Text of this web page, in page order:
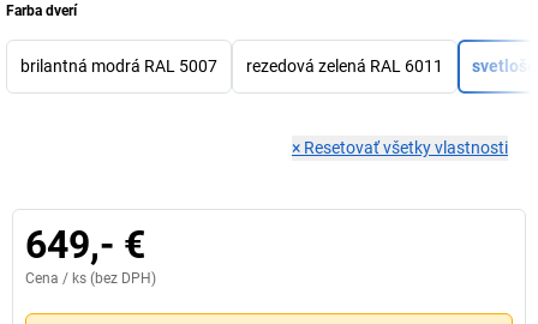
Farba dverí
brilantná modrá RAL 5007 rezedová zelená RAL 6011
× Resetovať všetky vlastnosti
649,- €
Cena / ks (bez DPH)